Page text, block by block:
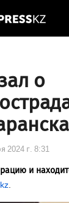
о
2024 г. 8:31
и
.